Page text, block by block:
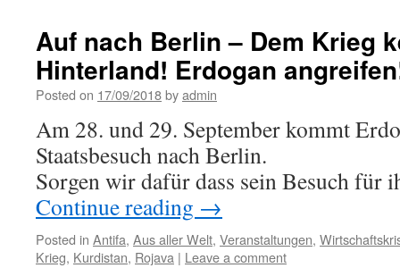
Auf nach Berlin – Dem Krieg
Hinterland! Erdogan
Posted on 17/09/2018byadmin
Am 28. und 29. September kommt
Staatsbesuch nach Berlin.
Sorgen wir dafür dass sein Besuch für
Continue reading →
Posted in Antifa, Aus aller Welt, Veranstaltungen,
Krieg, Kurdistan, Rojava | Leave a comment